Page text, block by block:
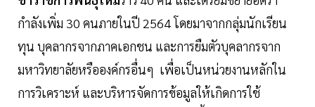
กำลังเพิ่ม 30 คนภายในปี 2564 โดยมาจากกลุ่มนักเรียน
ทุน บุคลากรจากภาคเอกชน และการยืมตัวบุคลากรจาก
มหาวิทยาลัยหรือองค์กรอื่นๆ เพื่อเป็นหน่วยงานหลักใน
การวิเคราะห์ และบริหารจัดการข้อมูลให้เกิดการใช้